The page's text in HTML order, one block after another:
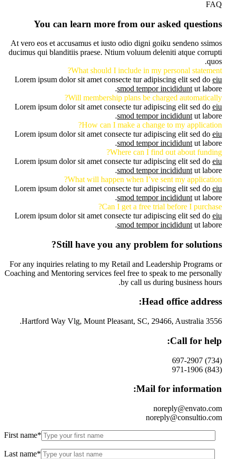
FAQ
You can learn more from our asked questions
At vero eos et accusamus et iusto odio digni goiku sendeno ssimos
ducimus qui blanditiis praese. Ntium voluum deleniti atque corrupti
quos.
What should I include in my personal statement?
Lorem ipsum dolor sit amet consecte tur adipiscing elit sed do eiu
smod tempor incididunt ut labore.
Will membership plans be charged automatically?
Lorem ipsum dolor sit amet consecte tur adipiscing elit sed do eiu
smod tempor incididunt ut labore.
How can I make a change to my application?
Lorem ipsum dolor sit amet consecte tur adipiscing elit sed do eiu
smod tempor incididunt ut labore.
Where can I find out about funding?
Lorem ipsum dolor sit amet consecte tur adipiscing elit sed do eiu
smod tempor incididunt ut labore.
What will happen when I’ve sent my application?
Lorem ipsum dolor sit amet consecte tur adipiscing elit sed do eiu
smod tempor incididunt ut labore.
Can I get a free trial before I purchase?
Lorem ipsum dolor sit amet consecte tur adipiscing elit sed do eiu
smod tempor incididunt ut labore.
Still have you any problem for solutions?
For any inquiries relating to my Retail and Leadership Programs or
Coaching and Mentoring services feel free to speak to me personally
by call us during business hours.
Head office address:
3556 Hartford Way Vlg, Mount Pleasant, SC, 29466, Australia.
Call for help:
(734) 697-2907
(843) 971-1906
Mail for information:
noreply@envato.com
noreply@consultio.com
First name*
Last name*